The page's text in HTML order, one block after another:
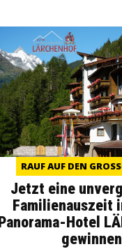
RAUF AUF DEN
Jetzt eine
Familienauszeit
Panorama-Hotel